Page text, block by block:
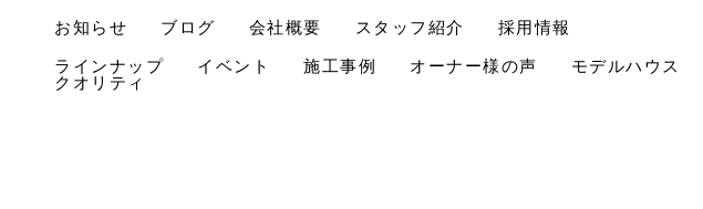
お知らせ ブログ 会社概要 スタッフ紹介
採用情報
ラインナップ
イベント 施工事例 オーナー様の声 モデルハウス
クオリティ